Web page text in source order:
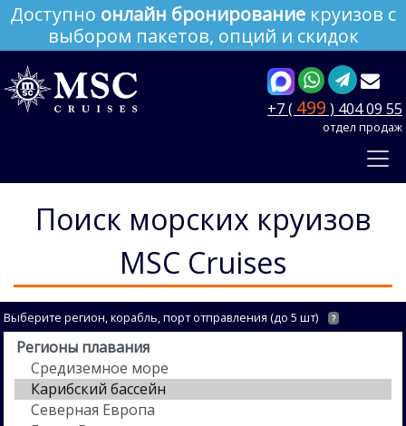
Доступно онлайн бронирование круизов с
выбором пакетов, опций и скидок
+7 ( 499 ) 404 09 55
отдел продаж
Поиск морских круизов
MSC Cruises
Выберите регион, корабль, порт отправления (до 5 шт) ?